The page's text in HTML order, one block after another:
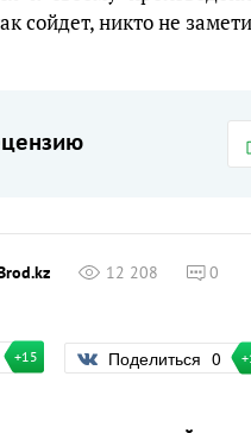
сойдет, никто не
12 208 0
+15 Поделиться 0